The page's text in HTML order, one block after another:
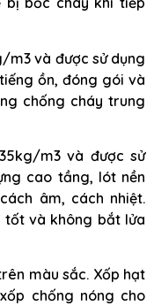
m3 và được sử dụng
ồn, đóng gói và
chống cháy trung
m3 và được sử
cao tầng, lót nền
âm, cách nhiệt.
tốt và không bắt lửa
màu sắc. Xốp hạt
chống nóng cho